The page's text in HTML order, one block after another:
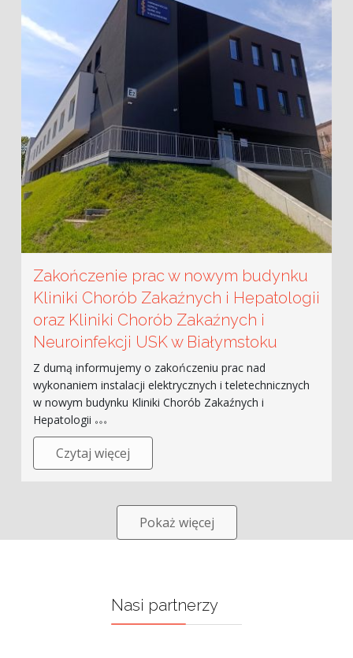
Zakończenie prac w nowym budynku
Kliniki Chorób Zakaźnych i Hepatologii
oraz Kliniki Chorób Zakaźnych i
Neuroinfekcji USK w Białymstoku
Z dumą informujemy o zakończeniu prac nad
wykonaniem instalacji elektrycznych i teletechnicznych
w nowym budynku Kliniki Chorób Zakaźnych i
Hepatologii
Czytaj więcej
Pokaż więcej
Nasi partnerzy